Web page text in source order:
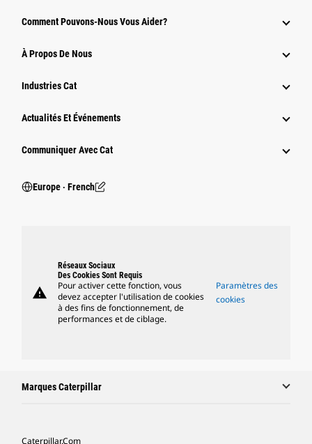
Comment Pouvons-Nous Vous Aider?
À Propos De Nous
Industries Cat
Actualités Et Événements
Communiquer Avec Cat
Europe ‧ French
warning
Réseaux Sociaux
Des Cookies Sont Requis
Pour activer cette fonction, vous
devez accepter l'utilisation de cookies
à des fins de fonctionnement, de
performances et de ciblage.
Paramètres des
cookies
Marques Caterpillar
Caterpillar.com